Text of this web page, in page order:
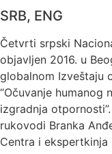
SRB, ENG
Četvrti srpski
objavljen 2016. u
globalnom Izveštaju
“Očuvanje humanog
izgradnja
rukovodi Branka
Centra i ekspertkinja